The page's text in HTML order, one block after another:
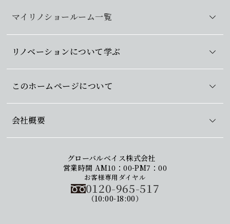
マイリノショールーム一覧
リノベーションについて学ぶ
このホームページについて
会社概要
グローバルベイス株式会社
営業時間 AM10：00-PM7：00
お客様専用ダイヤル
0120-965-517
（10:00-18:00）